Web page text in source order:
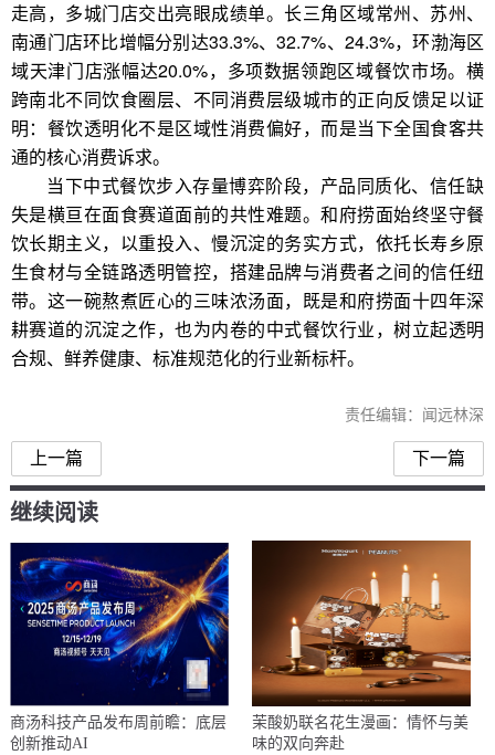
走高，多城门店交出亮眼成绩单。长三角区域常州、苏州、
南通门店环比增幅分别达33.3%、32.7%、24.3%，环渤海区
域天津门店涨幅达20.0%，多项数据领跑区域餐饮市场。横
跨南北不同饮食圈层、不同消费层级城市的正向反馈足以证
明：餐饮透明化不是区域性消费偏好，而是当下全国食客共
通的核心消费诉求。
当下中式餐饮步入存量博弈阶段，产品同质化、信任缺
失是横亘在面食赛道面前的共性难题。和府捞面始终坚守餐
饮长期主义，以重投入、慢沉淀的务实方式，依托长寿乡原
生食材与全链路透明管控，搭建品牌与消费者之间的信任纽
带。这一碗熬煮匠心的三味浓汤面，既是和府捞面十四年深
耕赛道的沉淀之作，也为内卷的中式餐饮行业，树立起透明
合规、鲜养健康、标准规范化的行业新标杆。
责任编辑：闻远林深
上一篇 下一篇
继续阅读
商汤科技产品发布周前瞻：底层
创新推动AI
茉酸奶联名花生漫画：情怀与美
味的双向奔赴